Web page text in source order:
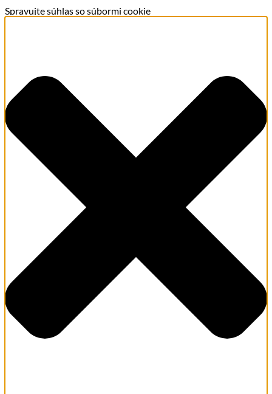
Spravujte súhlas so súbormi cookie